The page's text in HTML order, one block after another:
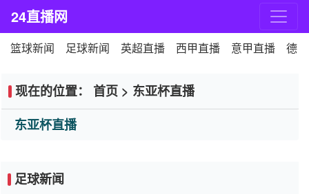
24直播网
篮球新闻 足球新闻 英超直播 西甲直播 意甲直播 德
现在的位置： 首页 > 东亚杯直播
东亚杯直播
足球新闻